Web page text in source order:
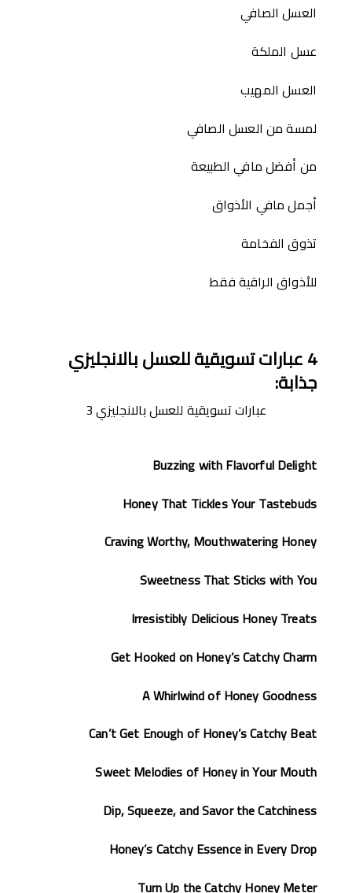
العسل الصافي
عسل الملكة
العسل المهيب
لمسة من العسل الصافي
من أفضل مافي الطبيعة
أجمل مافي الأذواق
تذوق الفخامة
للأذواق الراقية فقط
4عبارات تسويقية للعسل بالانجليزي
جذابة:
عبارات تسويقية للعسل بالانجليزي 3
Buzzing with Flavorful Delight
Honey That Tickles Your Tastebuds
Craving Worthy, Mouthwatering Honey
Sweetness That Sticks with You
Irresistibly Delicious Honey Treats
Get Hooked on Honey’s Catchy Charm
A Whirlwind of Honey Goodness
Can’t Get Enough of Honey’s Catchy Beat
Sweet Melodies of Honey in Your Mouth
Dip, Squeeze, and Savor the Catchiness
Honey’s Catchy Essence in Every Drop
Turn Up the Catchy Honey Meter